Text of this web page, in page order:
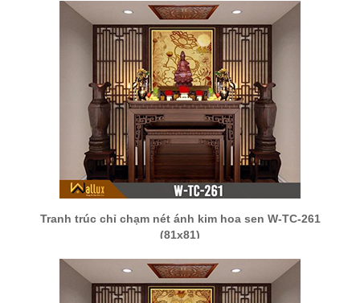
Tranh trúc chỉ chạm nét ánh kim hoa sen W-TC-261
(81x81)